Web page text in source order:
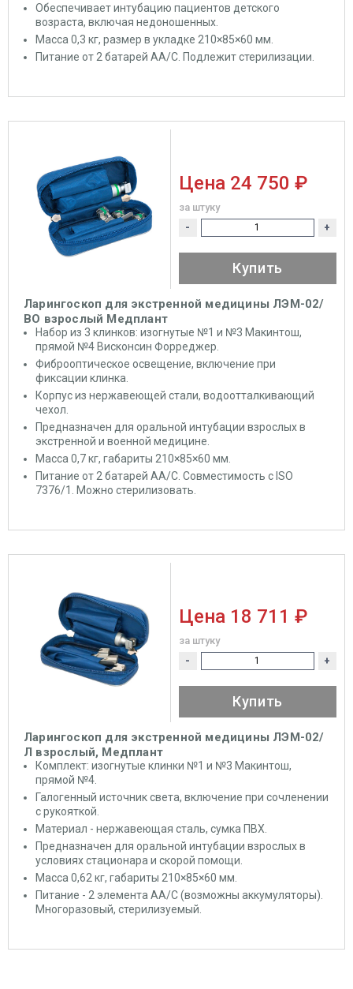
Обеспечивает интубацию пациентов детского
возраста, включая недоношенных.
Масса 0,3 кг, размер в укладке 210×85×60 мм.
Питание от 2 батарей АА/С. Подлежит стерилизации.
Ларингоскоп для экстренной медицины ЛЭМ-02/
ВО взрослый Медплант
Набор из 3 клинков: изогнутые №1 и №3 Макинтош,
прямой №4 Висконсин Форреджер.
Фиброоптическое освещение, включение при
фиксации клинка.
Корпус из нержавеющей стали, водоотталкивающий
чехол.
Предназначен для оральной интубации взрослых в
экстренной и военной медицине.
Масса 0,7 кг, габариты 210×85×60 мм.
Питание от 2 батарей АА/С. Совместимость с ISO
7376/1. Можно стерилизовать.
Цена 24 750 ₽
за штуку
- +
Купить
Ларингоскоп для экстренной медицины ЛЭМ-02/
Л взрослый, Медплант
Комплект: изогнутые клинки №1 и №3 Макинтош,
прямой №4.
Галогенный источник света, включение при сочленении
с рукояткой.
Материал - нержавеющая сталь, сумка ПВХ.
Предназначен для оральной интубации взрослых в
условиях стационара и скорой помощи.
Масса 0,62 кг, габариты 210×85×60 мм.
Питание - 2 элемента АА/С (возможны аккумуляторы).
Многоразовый, стерилизуемый.
Цена 18 711 ₽
за штуку
- +
Купить